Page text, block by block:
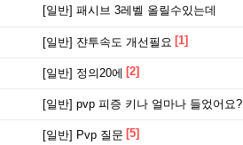
[일반] 패시브 3레벨 올릴수있는데
[일반] 쟌투속도 개선필요 [1]
[일반] 정의20에 [2]
[일반] pvp 피증 키나 얼마나 들었어요?
[일반] Pvp 질문 [5]